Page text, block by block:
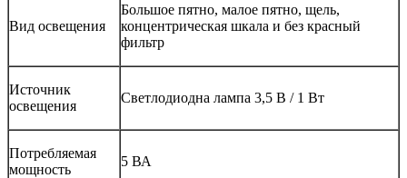
Вид освещения
Большое пятно, малое пятно, щель,
концентрическая шкала и без красный
фильтр
Источник
освещения
Светлодиодна лампа 3,5 В / 1 Вт
Потребляемая
мощность
5 ВА